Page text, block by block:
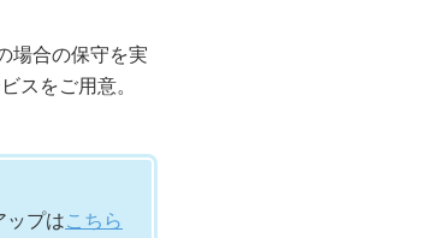
場合の保守を実
スをご用意。
ップはこちら